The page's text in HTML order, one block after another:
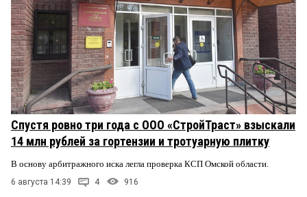
Спустя ровно три года с ООО «СтройТраст» взыскали
14 млн рублей за гортензии и тротуарную плитку
В основу арбитражного иска легла проверка КСП Омской области.
6 августа 14:39 4 916